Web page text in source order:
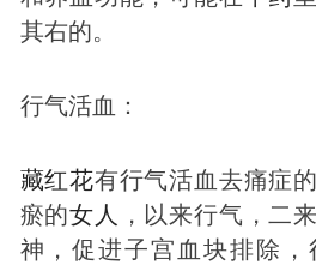
其右的。
行气活血：
藏红花有行气活血去痛症
瘀的女人
，以来行气，二
神，促进子宫血块排除